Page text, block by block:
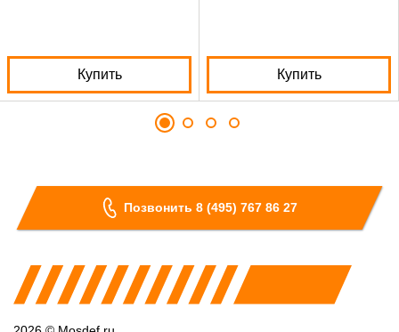
Купить Купить
Позвонить 8 (495) 767 86 27